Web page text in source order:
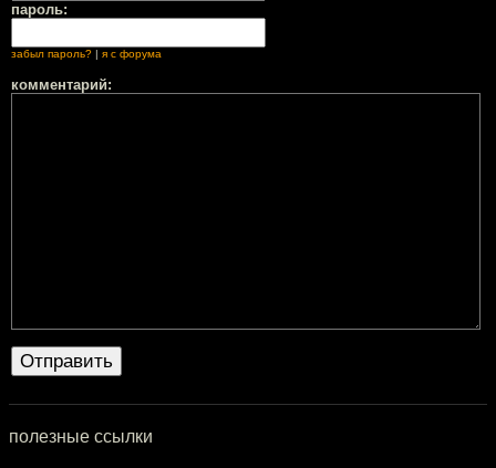
пароль:
забыл пароль? я с форума
комментарий:
полезные ссылки